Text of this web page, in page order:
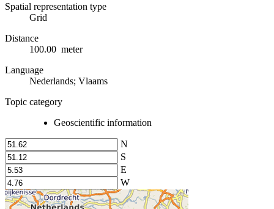
Spatial representation type
Grid
Distance
100.00 meter
Language
Nederlands; Vlaams
Topic category
Geoscientific information
N
S
E
W